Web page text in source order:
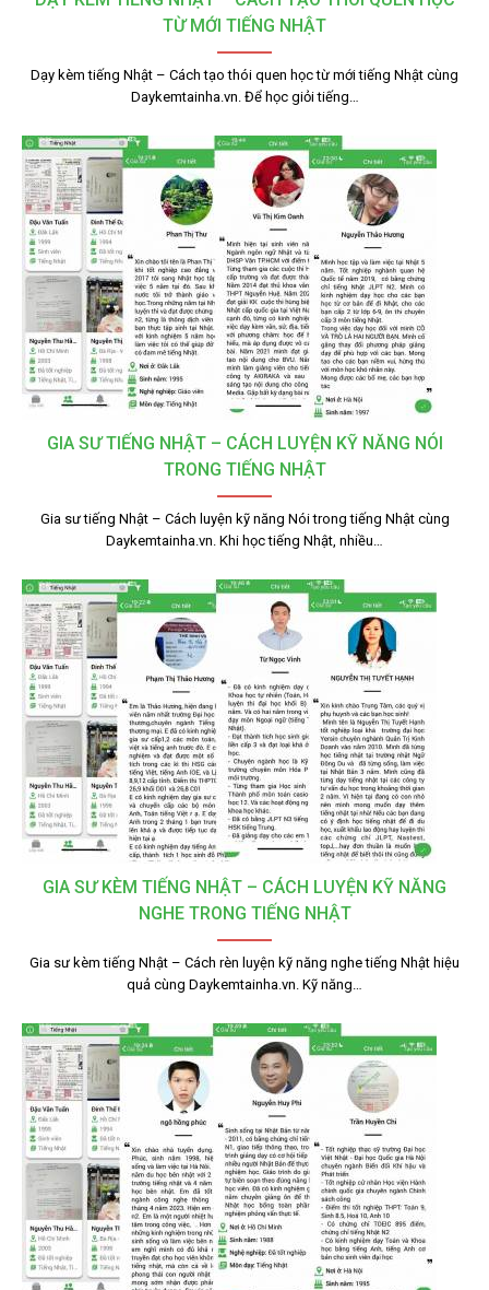
TỪ MỚI TIẾNG NHẬT
Dạy kèm tiếng Nhật – Cách tạo thói quen học từ mới tiếng Nhật cùng
Daykemtainha.vn. Để học giỏi tiếng…
GIA SƯ TIẾNG NHẬT – CÁCH LUYỆN KỸ NĂNG NÓI
TRONG TIẾNG NHẬT
Gia sư tiếng Nhật – Cách luyện kỹ năng Nói trong tiếng Nhật cùng
Daykemtainha.vn. Khi học tiếng Nhật, nhiều…
GIA SƯ KÈM TIẾNG NHẬT – CÁCH LUYỆN KỸ NĂNG
NGHE TRONG TIẾNG NHẬT
Gia sư kèm tiếng Nhật – Cách rèn luyện kỹ năng nghe tiếng Nhật hiệu
quả cùng Daykemtainha.vn. Kỹ năng…